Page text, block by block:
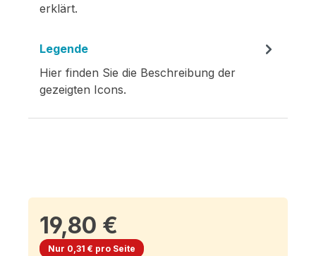
erklärt.
Legende
Hier finden Sie die Beschreibung der
gezeigten Icons.
19,80 €
Nur 0,31 € pro Seite